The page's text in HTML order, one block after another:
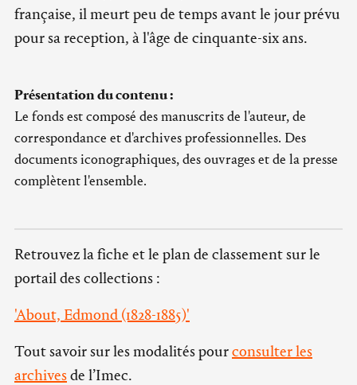
française, il meurt peu de temps avant le jour prévu
pour sa reception, à l'âge de cinquante-six ans.
Présentation du contenu :
Le fonds est composé des manuscrits de l'auteur, de
correspondance et d'archives professionnelles. Des
documents iconographiques, des ouvrages et de la presse
complètent l'ensemble.
Retrouvez la fiche et le plan de classement sur le
portail des collections :
'About, Edmond (1828-1885)'
Tout savoir sur les modalités pourconsulter les
archivesde l’Imec.